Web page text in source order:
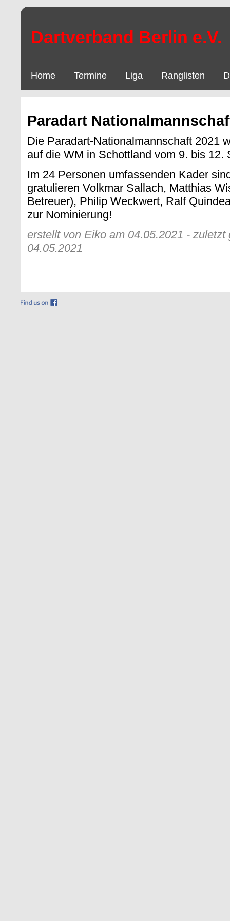
Dartverband Berlin e.V.
Home Termine Liga Ranglisten
Paradart
Die Paradart-Nationalmannschaft 2021
auf die WM in Schottland vom 9. bis 12.
Im 24 Personen umfassenden Kader
gratulieren Volkmar Sallach, Matthias
Betreuer), Philip Weckwert, Ralf
zur Nominierung!
erstellt von Eiko am 04.05.2021 -
04.05.2021